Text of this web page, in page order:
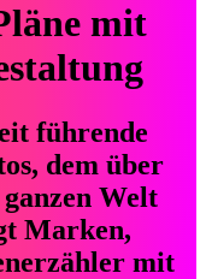
mit
führende
dem über
Welt
Marken,
mit